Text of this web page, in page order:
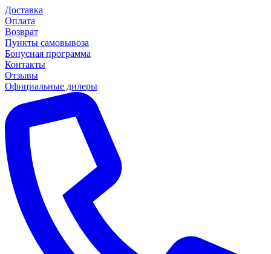
Доставка
Оплата
Возврат
Пункты самовывоза
Бонусная программа
Контакты
Отзывы
Официальные дилеры